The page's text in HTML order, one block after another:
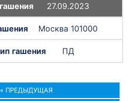
27.09.2023
Москва 101000
ПД
« ПРЕДЫДУЩАЯ